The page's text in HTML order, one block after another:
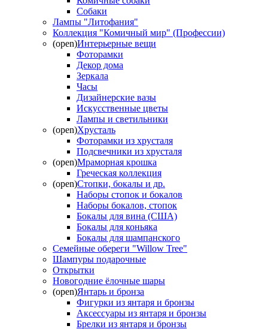
Собаки
Лампы "Литофания"
Коллекция "Комичный мир" (Профессии)
(open)Интерьерные вещи
Фоторамки
Декор дома
Зеркала
Часы
Дизайнерские вазы
Искусственные цветы
Лампы и светильники
(open)Хрусталь
Фоторамки из хрусталя
Подсвечники из хрусталя
(open)Мраморная крошка
Греческая коллекция
(open)Стопки, бокалы и др.
Наборы стопок и бокалов
Наборы бокалов, стопок
Бокалы для вина (США)
Бокалы для коньяка
Бокалы для шампанского
Семейные обереги "Willow Tree"
Шампуры подарочные
Открытки
Новогодние ёлочные шары
(open)Янтарь и бронза
Фигурки из янтаря и бронзы
Аксессуары из янтаря и бронзы
Брелки из янтаря и бронзы